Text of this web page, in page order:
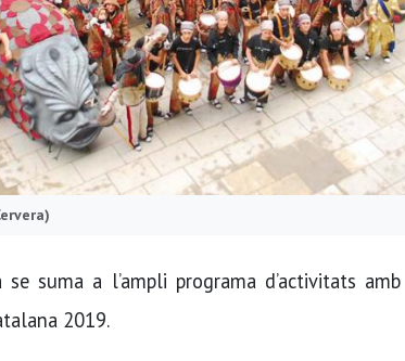
se suma a l’ampli programa d’activitats
2019.